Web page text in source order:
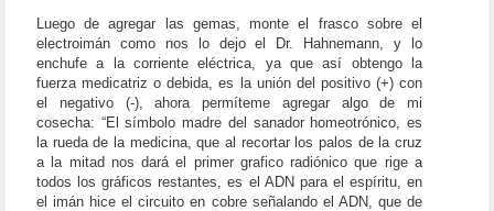
Luego de agregar las gemas, monte el frasco sobre el
electroimán como nos lo dejo el Dr. Hahnemann, y lo
enchufe a la corriente eléctrica, ya que así obtengo la
fuerza medicatriz o debida, es la unión del positivo (+) con
el negativo (-), ahora permíteme agregar algo de mi
cosecha: “El símbolo madre del sanador homeotrónico, es
la rueda de la medicina, que al recortar los palos de la cruz
a la mitad nos dará el primer grafico radiónico que rige a
todos los gráficos restantes, es el ADN para el espíritu, en
el imán hice el circuito en cobre señalando el ADN, que de